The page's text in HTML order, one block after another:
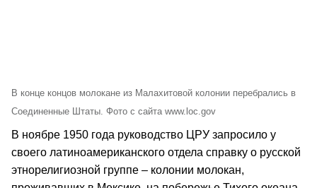
В конце концов молокане из Малахитовой колонии перебрались в
Соединенные Штаты. Фото с сайта www.loc.gov
В ноябре 1950 года руководство ЦРУ запросило у
своего латиноамериканского отдела справку о русской
этнорелигиозной группе – колонии молокан,